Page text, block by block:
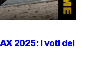
2025: i voti del